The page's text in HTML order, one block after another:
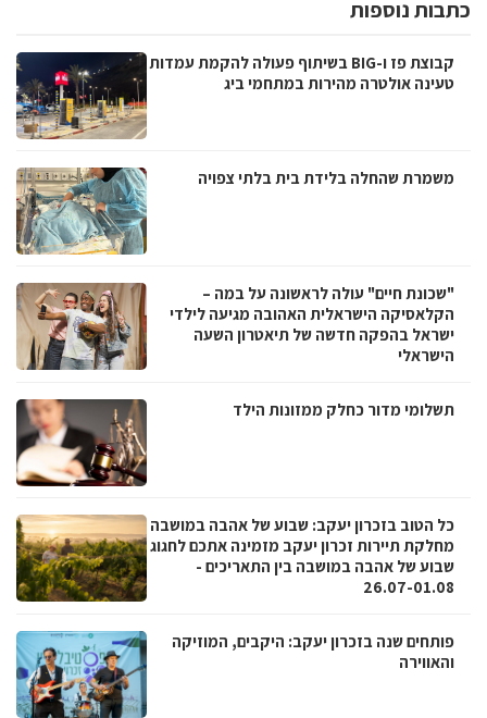
כתבות נוספות
קבוצת פז ו-BIG בשיתוף פעולה להקמת עמדות
טעינה אולטרה מהירות במתחמי ביג
משמרת שהחלה בלידת בית בלתי צפויה
"שכונת חיים" עולה לראשונה על במה –
הקלאסיקה הישראלית האהובה מגיעה לילדי
ישראל בהפקה חדשה של תיאטרון השעה
הישראלי
תשלומי מדור כחלק ממזונות הילד
כל הטוב בזכרון יעקב: שבוע של אהבה במושבה
מחלקת תיירות זכרון יעקב מזמינה אתכם לחגוג
שבוע של אהבה במושבה בין התאריכים -
26.07-01.08
פותחים שנה בזכרון יעקב: היקבים, המוזיקה
והאווירה